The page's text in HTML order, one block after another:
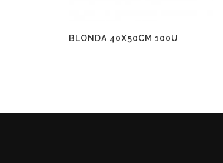
BLONDA 40X50CM 100U